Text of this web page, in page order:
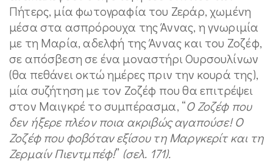
Πήτερς, μία φωτογραφία του Ζεράρ, χωμένη
μέσα στα ασπρόρουχα της Άννας, η γνωριμία
με τη Μαρία, αδελφή της Άννας και του Ζοζέφ,
σε απόσβεση σε ένα μοναστήρι Ουρσουλίνων
(θα πεθάνει οκτώ ημέρες πριν την κουρά της),
μία συζήτηση με τον Ζοζέφ που θα επιτρέψει
στον Μαιγκρέ το συμπέρασμα, “Ο Ζοζέφ που
δεν ήξερε πλέον ποια ακριβώς αγαπούσε! Ο
Ζοζέφ που φοβόταν εξίσου τη Μαργκερίτ και τη
Ζερμαίν Πιεντμπέφ!” (σελ. 171).